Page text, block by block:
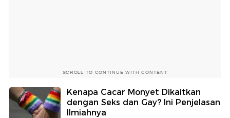
SCROLL TO CONTINUE WITH CONTENT
Kenapa Cacar Monyet Dikaitkan
dengan Seks dan Gay? Ini Penjelasan
Ilmiahnya